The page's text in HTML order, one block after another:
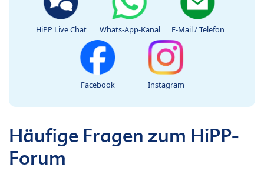
HiPP Live Chat Whats-App-Kanal E-Mail / Telefon
Facebook Instagram
Häufige Fragen zum HiPP-
Forum